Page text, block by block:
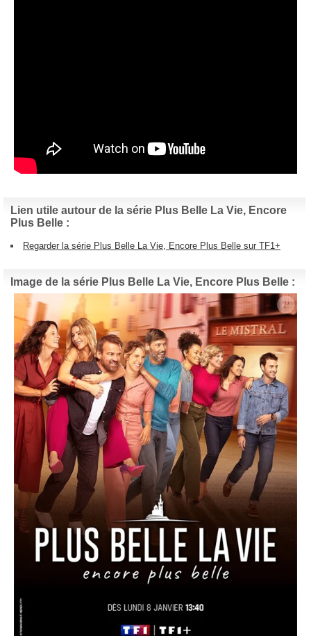
Lien utile autour de la série Plus Belle La Vie, Encore
Plus Belle :
Regarder la série Plus Belle La Vie, Encore Plus Belle sur TF1+
Image de la série Plus Belle La Vie, Encore Plus Belle :